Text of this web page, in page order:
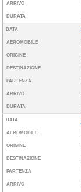
ARRIVO
DURATA
DATA
AEROMOBILE
ORIGINE
DESTINAZIONE
PARTENZA
ARRIVO
DURATA
DATA
AEROMOBILE
ORIGINE
DESTINAZIONE
PARTENZA
ARRIVO